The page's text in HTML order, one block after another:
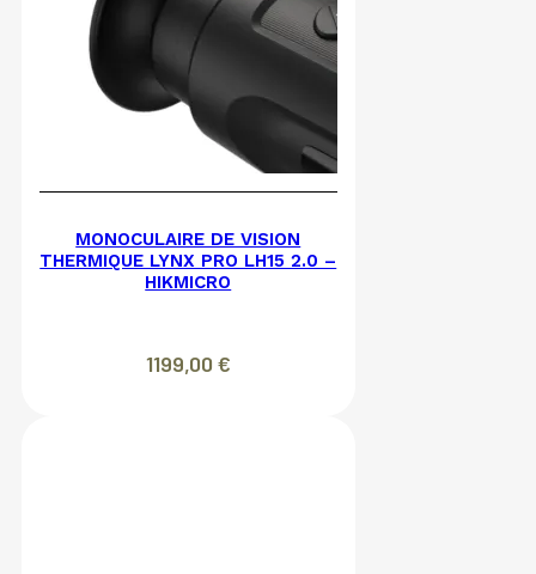
MONOCULAIRE DE VISION
THERMIQUE LYNX PRO LH15 2.0 –
HIKMICRO
1199,00 €